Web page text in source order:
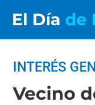
El Día de
INTERÉS
Vecino